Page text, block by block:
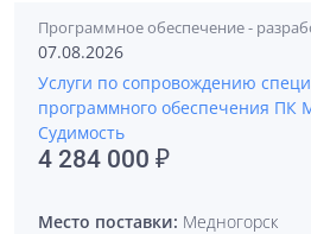
Программное обеспечение -
07.08.2026
Услуги по сопровождению
программного обеспечения ПК
Судимость
4 284 000 ₽
Место поставки: Медногорск